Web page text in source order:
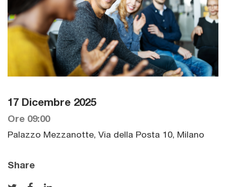
17 Dicembre 2025
Ore 09:00
Palazzo Mezzanotte, Via della Posta 10, Milano
Share